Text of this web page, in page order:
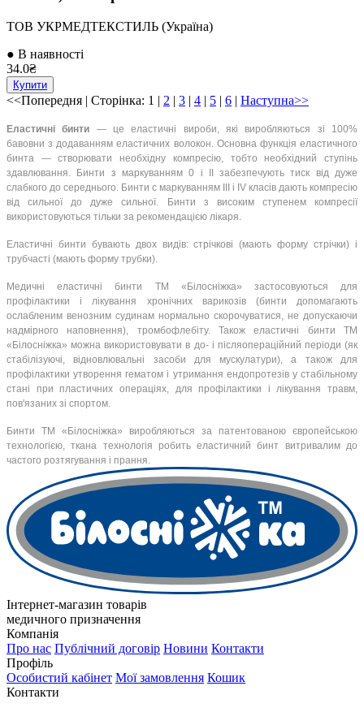
ТОВ УКРМЕДТЕКСТИЛЬ (Україна)
● В наявності
34.0₴
Купити
<<Попередня | Сторінка: 1 | 2 | 3 | 4 | 5 | 6 | Наступна>>
Еластичні бинти — це еластичні вироби, які виробляються зі 100%
бавовни з додаванням еластичних волокон. Основна функція еластичного
бинта — створювати необхідну компресію, тобто необхідний ступінь
здавлювання. Бинти з маркуванням 0 і II забезпечують тиск від дуже
слабкого до середнього. Бинти c маркуванням III і IV класів дають компресію
від сильної до дуже сильної. Бинти з високим ступенем компресії
використовуються тільки за рекомендацією лікаря.
Еластичні бинти бувають двох видів: стрічкові (мають форму стрічки) і
трубчасті (мають форму трубки).
Медичні еластичні бинти ТМ «Білосніжка» застосовуються для
профілактики і лікування хронічних варикозів (бинти допомагають
ослабленим венозним судинам нормально скорочуватися, не допускаючи
надмірного наповнення), тромбофлебіту. Також еластичні бинти ТМ
«Білосніжка» можна використовувати в до- і післяопераційний періоди (як
стабілізуючі, відновлювальні засоби для мускулатури), а також для
профілактики утворення гематом і утримання ендопротезів у стабільному
стані при пластичних операціях, для профілактики і лікування травм,
пов'язаних зі спортом.
Бинти ТМ «Білосніжка» виробляються за патентованою європейською
технологією, ткана технологія робить еластичний бинт витривалим до
частого розтягування і прання.
Інтернет-магазин товарів
медичного призначення
Компанія
Про нас Публічний договір Новини Контакти
Профіль
Особистий кабінет Мої замовлення Кошик
Контакти